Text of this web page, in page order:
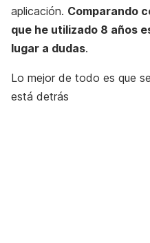
aplicación. Comparando
que he utilizado 8 años
lugar a dudas.
Lo mejor de todo es que
está detrás